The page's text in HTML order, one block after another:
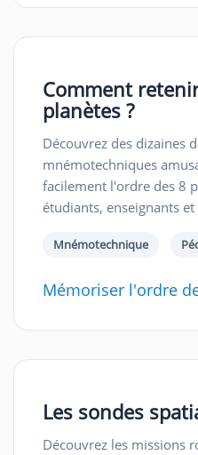
Comment
planètes ?
Découvrez des dizaines
mnémotechniques
facilement l'ordre des 8
étudiants, enseignants
Mnémotechnique
Mémoriser l'ordre
Les sondes
Découvrez les missions